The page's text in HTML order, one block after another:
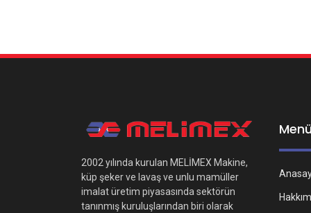
2002 yılında kurulan MELİMEX Makine,
küp şeker ve lavaş ve unlu mamüller
imalat üretim piyasasında sektörün
tanınmış kuruluşlarından biri olarak